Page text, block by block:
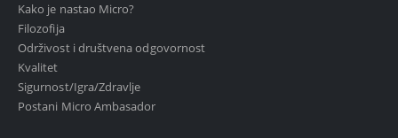
Kako je nastao Micro?
Filozofija
Održivost i društvena odgovornost
Kvalitet
Sigurnost/Igra/Zdravlje
Postani Micro Ambasador